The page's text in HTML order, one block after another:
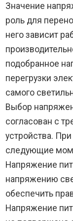
Значение
роль для
него зависит
подобранное
перегрузки
самого
Выбор
согласован с
устройства.
следующие
Напряжение
напряжению
обеспечить
Напряжение